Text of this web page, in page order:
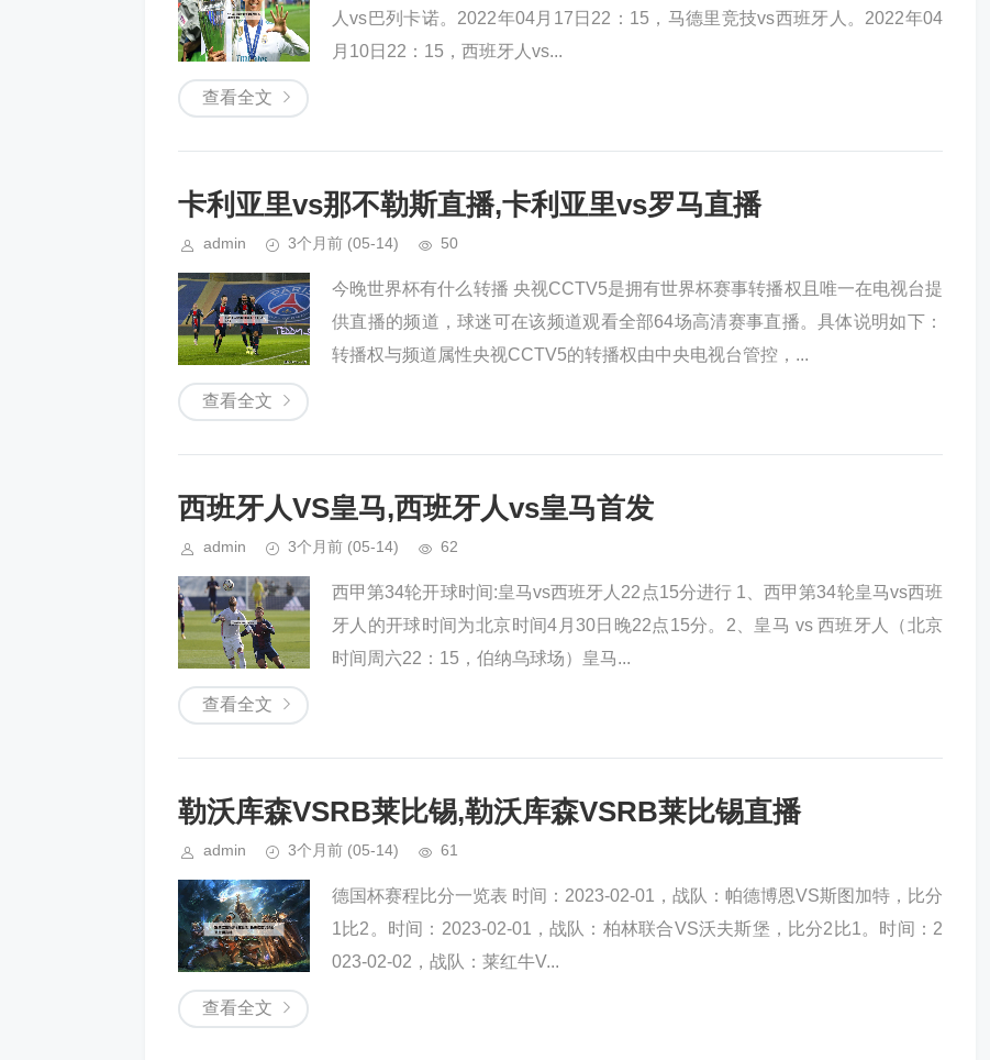
人vs巴列卡诺。2022年04月17日22：15，马德里竞技vs西班牙人。2022年04
月10日22：15，西班牙人vs...
查看全文
卡利亚里vs那不勒斯直播,卡利亚里vs罗马直播
admin 3个月前 (05-14) 50
今晚世界杯有什么转播 央视CCTV5是拥有世界杯赛事转播权且唯一在电视台提
供直播的频道，球迷可在该频道观看全部64场高清赛事直播。具体说明如下：
转播权与频道属性央视CCTV5的转播权由中央电视台管控，...
查看全文
西班牙人VS皇马,西班牙人vs皇马首发
admin 3个月前 (05-14) 62
西甲第34轮开球时间:皇马vs西班牙人22点15分进行 1、西甲第34轮皇马vs西班
牙人的开球时间为北京时间4月30日晚22点15分。2、皇马 vs 西班牙人（北京
时间周六22：15，伯纳乌球场）皇马...
查看全文
勒沃库森VSRB莱比锡,勒沃库森VSRB莱比锡直播
admin 3个月前 (05-14) 61
德国杯赛程比分一览表 时间：2023-02-01，战队：帕德博恩VS斯图加特，比分
1比2。时间：2023-02-01，战队：柏林联合VS沃夫斯堡，比分2比1。时间：2
023-02-02，战队：莱红牛V...
查看全文